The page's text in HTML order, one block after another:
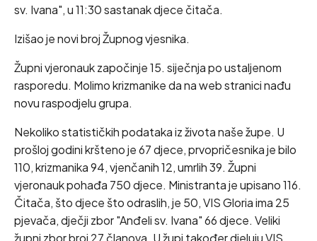
sv. Ivana", u 11:30 sastanak djece čitača.
Izišao je novi broj Župnog vjesnika.
Župni vjeronauk započinje 15. siječnja po ustaljenom
rasporedu. Molimo krizmanike da na web stranici nađu
novu raspodjelu grupa.
Nekoliko statističkih podataka iz života naše župe. U
prošloj godini kršteno je 67 djece, prvopričesnika je bilo
110, krizmanika 94, vjenčanih 12, umrlih 39. Župni
vjeronauk pohađa 750 djece. Ministranta je upisano 116.
Čitača, što djece što odraslih, je 50, VIS Gloria ima 25
pjevača, dječji zbor "Anđeli sv. Ivana" 66 djece. Veliki
župni zbor broj 27 članova. U župi također djeluju VIS